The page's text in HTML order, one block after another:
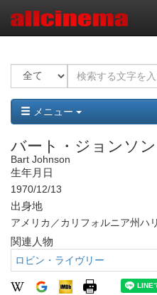
メニュー
バート・ジョンソン
Bart Johnson
生年月日
1970/12/13
出身地
アメリカ／カリフォルニア州ハ
関連人物
ロビン・ライヴリー